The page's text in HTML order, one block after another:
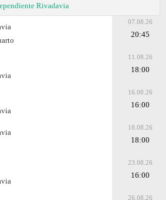
Rivadavia
07.08.26
20:45
11.08.26
18:00
16.08.26
16:00
18.08.26
18:00
23.08.26
16:00
26.08.26